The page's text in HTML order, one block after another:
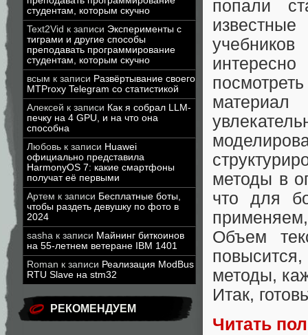
студентам, которым скучно
Text2Vid к записи Эксперименты с
тиграми и другие способы
преподавать программирование
студентам, которым скучно
всым к записи Развёртывание своего
MTProxy Telegram со статистикой
Алексей к записи Как я собрал LLM-
печку на 4 GPU, и на что она
способна
Любовь к записи Huawei
официально представила
HarmonyOS 7: какие смартфоны
получат её первыми
Артем к записи Бесплатные боты,
чтобы раздеть девушку по фото в
2024
sasha к записи Майнинг биткоинов
на 55-летнем ветеране IBM 1401
Roman к записи Реализация ModBus
RTU Slave на stm32
РЕКОМЕНДУЕМ
попали
методы в
что для
Объем
методы,
Итак,
Читать